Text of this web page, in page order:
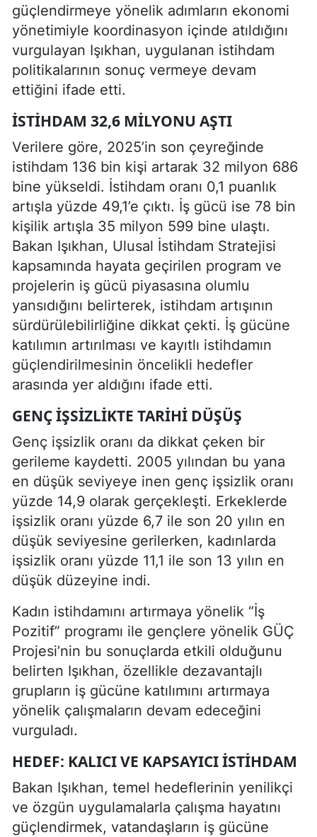
güçlendirmeye yönelik adımların ekonomi
yönetimiyle koordinasyon içinde atıldığını
vurgulayan Işıkhan, uygulanan istihdam
politikalarının sonuç vermeye devam
ettiğini ifade etti.
İSTIHDAM 32,6 MILYONU AŞTI
Verilere göre, 2025’in son çeyreğinde
istihdam 136 bin kişi artarak 32 milyon 686
bine yükseldi. İstihdam oranı 0,1 puanlık
artışla yüzde 49,1’e çıktı. İş gücü ise 78 bin
kişilik artışla 35 milyon 599 bine ulaştı.
Bakan Işıkhan, Ulusal İstihdam Stratejisi
kapsamında hayata geçirilen program ve
projelerin iş gücü piyasasına olumlu
yansıdığını belirterek, istihdam artışının
sürdürülebilirliğine dikkat çekti. İş gücüne
katılımın artırılması ve kayıtlı istihdamın
güçlendirilmesinin öncelikli hedefler
arasında yer aldığını ifade etti.
GENÇ IŞSIZLIKTE TARIHI DÜŞÜŞ
Genç işsizlik oranı da dikkat çeken bir
gerileme kaydetti. 2005 yılından bu yana
en düşük seviyeye inen genç işsizlik oranı
yüzde 14,9 olarak gerçekleşti. Erkeklerde
işsizlik oranı yüzde 6,7 ile son 20 yılın en
düşük seviyesine gerilerken, kadınlarda
işsizlik oranı yüzde 11,1 ile son 13 yılın en
düşük düzeyine indi.
Kadın istihdamını artırmaya yönelik “İş
Pozitif” programı ile gençlere yönelik GÜÇ
Projesi’nin bu sonuçlarda etkili olduğunu
belirten Işıkhan, özellikle dezavantajlı
grupların iş gücüne katılımını artırmaya
yönelik çalışmaların devam edeceğini
vurguladı.
HEDEF: KALICI VE KAPSAYICI ISTIHDAM
Bakan Işıkhan, temel hedeflerinin yenilikçi
ve özgün uygulamalarla çalışma hayatını
güçlendirmek, vatandaşların iş gücüne